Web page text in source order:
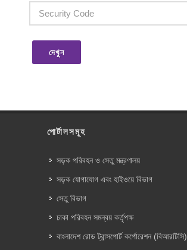
দেখুন
পোর্টালসমূহ
সড়ক পরিবহন ও সেতু মন্ত্রণালয়
সড়ক যোগাযোগ এবং হাইওয়ে বিভাগ
সেতু বিভাগ
ঢাকা পরিবহন সমন্বয় কর্তৃপক্ষ
বাংলাদেশ রোড ট্রান্সপোর্ট কর্পোরেশন (বিআরটিসি)